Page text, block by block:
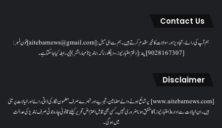
Contact Us
ہم آپ کی رائے، تجاویز اور سوالات کا خیرمقدم کرتے ہیں۔ ہم سےای میل: [aitebarnews@gmail.com]فون نمبر:
[9028167307]پتہ: [دفتر اعتبار نیوز، ، دیگلور ناکہ، ناندیڑ(مہاراشٹر) ] پر رابطہ کیا جاسکتا ہے۔
Disclaimer
[www.aitebarnews.com] پر شائع ہونے والے مضامین، تجزیے اور تبصرے صرف مضمون نگار کی ذاتی رائے اور خیالات پر مبنی
ہیں۔ ان خیالات سے ادارہ (اعتبار نیوز) کا متفق ہونا ضروری نہیں۔ کسی بھی قابل اعتراض تحریر کیلئے قانونی چارہ جوئی صرف ناندیڑ کی عدالت
میں ہوگی۔